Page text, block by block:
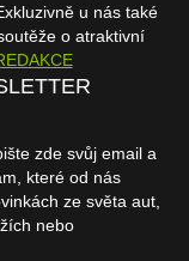
u nás také
o atraktivní
zde svůj email a
které od nás
ze světa aut,
nebo